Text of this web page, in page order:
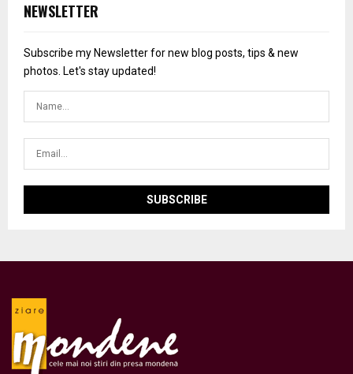
NEWSLETTER
Subscribe my Newsletter for new blog posts, tips & new
photos. Let's stay updated!